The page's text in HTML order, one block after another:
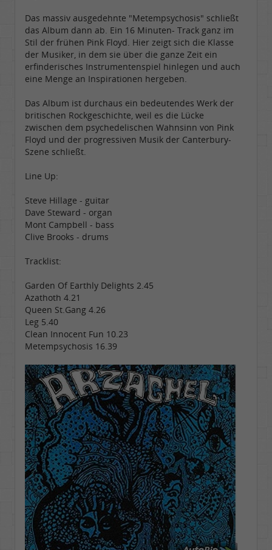
Das massiv ausgedehnte "Metempsychosis" schließt
das Album dann ab. Ein 16 Minuten- Track ganz im
Stil der frühen Pink Floyd. Hier zeigt sich die Klasse
der Musiker, in dem sie über die ganze Zeit ein
erfinderisches Instrumentenspiel hinlegen und auch
eine Menge an Inspirationen hergeben.
Das Album ist durchaus ein bedeutendes Werk der
britischen Rockgeschichte, weil es die Lücke
zwischen dem psychedelischen Wahnsinn von Pink
Floyd und der progressiven Musik der Canterbury-
Szene schließt.
Line Up:
Steve Hillage - guitar
Dave Steward - organ
Mont Campbell - bass
Clive Brooks - drums
Tracklist:
Garden Of Earthly Delights 2.45
Azathoth 4.21
Queen St.Gang 4.26
Leg 5.40
Clean Innocent Fun 10.23
Metempsychosis 16.39